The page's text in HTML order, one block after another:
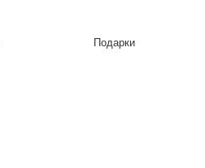
Подарки